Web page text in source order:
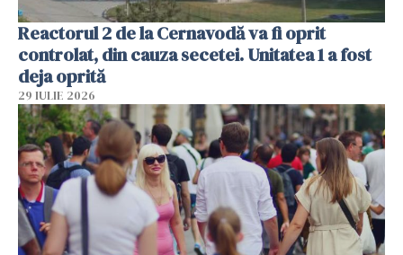
Reactorul 2 de la Cernavodă va fi oprit
controlat, din cauza secetei. Unitatea 1 a fost
deja oprită
29 IULIE 2026